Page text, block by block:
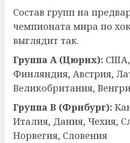
Состав групп на
чемпионата мира по
выглядит так.
Группа А (Цюрих):
Финляндия, Австрия,
Великобритания,
Группа В (Фрибург):
Италия, Дания, Чехия,
Норвегия, Словения